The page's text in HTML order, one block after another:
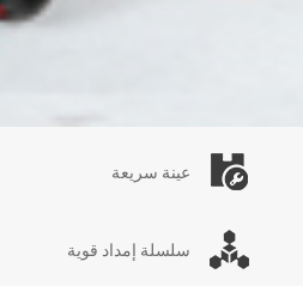
عينة سريعة
سلسلة إمداد قوية